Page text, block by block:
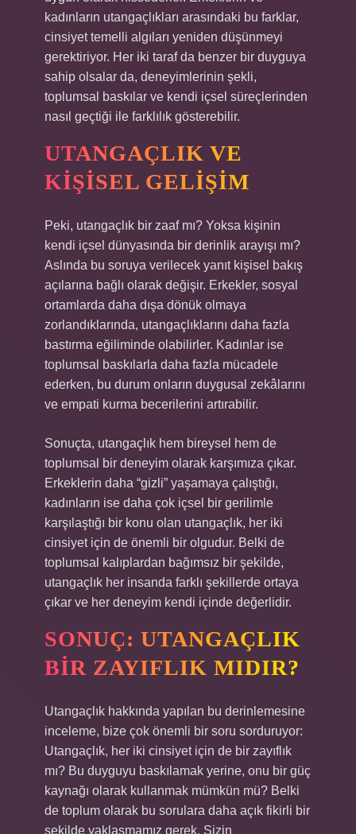
kadınların utangaçlıkları arasındaki bu farklar,
cinsiyet temelli algıları yeniden düşünmeyi
gerektiriyor. Her iki taraf da benzer bir duyguya
sahip olsalar da, deneyimlerinin şekli,
toplumsal baskılar ve kendi içsel süreçlerinden
nasıl geçtiği ile farklılık gösterebilir.
UTANGAÇLIK VE
KIŞISEL GELIŞIM
Peki, utangaçlık bir zaaf mı? Yoksa kişinin
kendi içsel dünyasında bir derinlik arayışı mı?
Aslında bu soruya verilecek yanıt kişisel bakış
açılarına bağlı olarak değişir. Erkekler, sosyal
ortamlarda daha dışa dönük olmaya
zorlandıklarında, utangaçlıklarını daha fazla
bastırma eğiliminde olabilirler. Kadınlar ise
toplumsal baskılarla daha fazla mücadele
ederken, bu durum onların duygusal zekâlarını
ve empati kurma becerilerini artırabilir.
Sonuçta, utangaçlık hem bireysel hem de
toplumsal bir deneyim olarak karşımıza çıkar.
Erkeklerin daha “gizli” yaşamaya çalıştığı,
kadınların ise daha çok içsel bir gerilimle
karşılaştığı bir konu olan utangaçlık, her iki
cinsiyet için de önemli bir olgudur. Belki de
toplumsal kalıplardan bağımsız bir şekilde,
utangaçlık her insanda farklı şekillerde ortaya
çıkar ve her deneyim kendi içinde değerlidir.
SONUÇ: UTANGAÇLIK
BIR ZAYIFLIK MIDIR?
Utangaçlık hakkında yapılan bu derinlemesine
inceleme, bize çok önemli bir soru sorduruyor:
Utangaçlık, her iki cinsiyet için de bir zayıflık
mı? Bu duyguyu baskılamak yerine, onu bir güç
kaynağı olarak kullanmak mümkün mü? Belki
de toplum olarak bu sorulara daha açık fikirli bir
şekilde yaklaşmamız gerek. Sizin